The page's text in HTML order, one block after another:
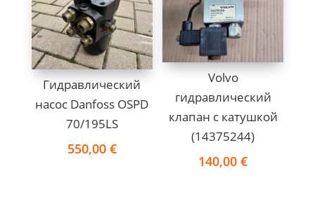
Гидравлический
насос Danfoss OSPD
70/195LS
550,00 €
Volvo
гидравлический
клапан с катушкoй
(14375244)
140,00€